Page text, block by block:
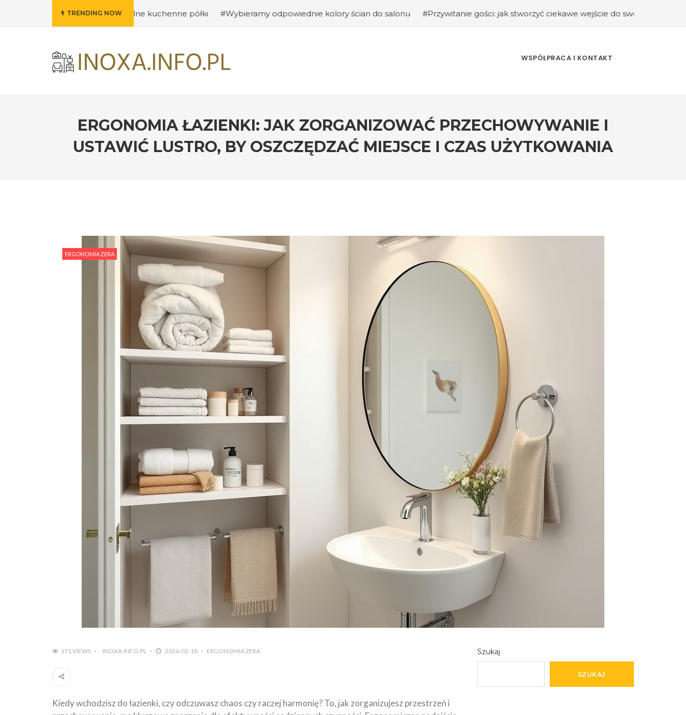
TRENDING NOW
na oryginalne kuchenne półki #Wybieramy odpowiednie kolory ścian do salonu #Przywitanie gości: jak stworzyć ciekawe wejście do swojego domu?
WSPÓŁPRACA I KONTAKT
ERGONOMIA ŁAZIENKI: JAK ZORGANIZOWAĆ PRZECHOWYWANIE I
USTAWIĆ LUSTRO, BY OSZCZĘDZAĆ MIEJSCE I CZAS UŻYTKOWANIA
ERGONOMIA ZERA
171 VIEWS INOXA.INFO.PL 2026-02-18 ERGONOMIA ZERA
Kiedy wchodzisz do łazienki, czy odczuwasz chaos czy raczej harmonię? To, jak zorganizujesz przestrzeń i
Szukaj
SZUKAJ